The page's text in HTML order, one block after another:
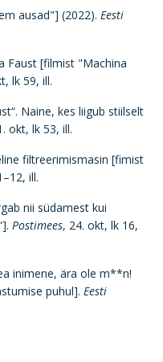
ausad"] (2022). Eesti
Faust [filmist "Machina
lk 59, ill.
Naine, kes liigub stiilselt
okt, lk 53, ill.
filtreerimismasin [fimist
ill.
nii südamest kui
Postimees, 24. okt, lk 16,
inimene, ära ole m**n!
puhul]. Eesti